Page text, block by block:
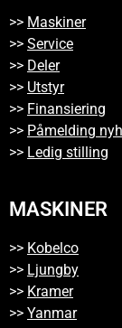
>> Maskiner
>> Service
>> Deler
>> Utstyr
>> Finansiering
>> Påmelding
>> Ledig stilling
MASKINER
>> Kobelco
>> Ljungby
>> Kramer
>> Yanmar